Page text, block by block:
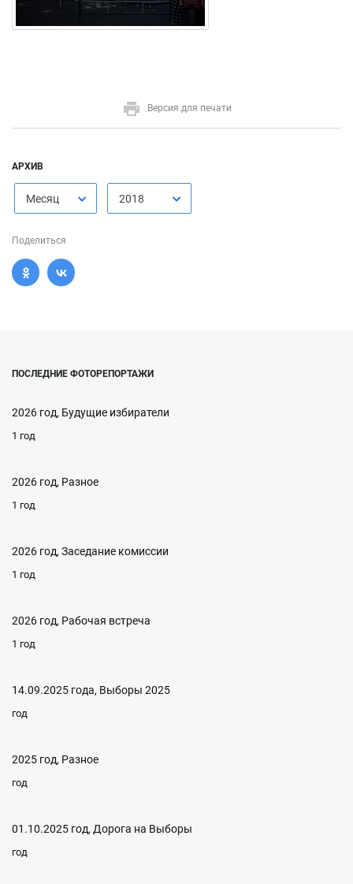
Версия для печати
АРХИВ
Месяц 2018
Поделиться
ПОСЛЕДНИЕ ФОТОРЕПОРТАЖИ
2026 год, Будущие избиратели
1 год
2026 год, Разное
1 год
2026 год, Заседание комиссии
1 год
2026 год, Рабочая встреча
1 год
14.09.2025 года, Выборы 2025
год
2025 год, Разное
год
01.10.2025 год, Дорога на Выборы
год